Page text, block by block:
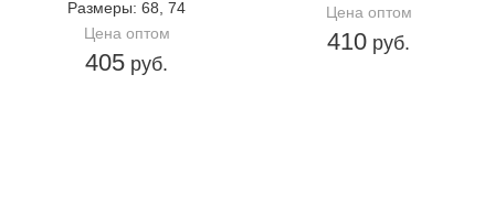
Размеры: 68, 74
Цена оптом
405 руб.
Цена оптом
410 руб.